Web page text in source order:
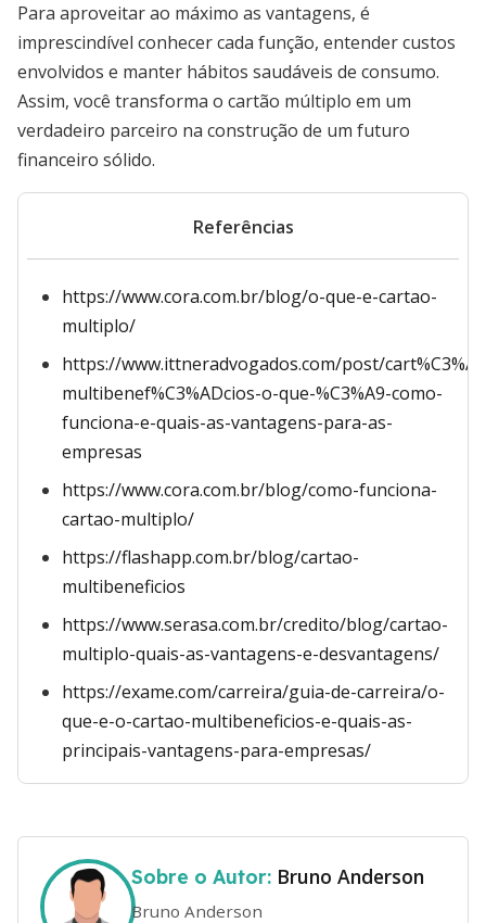
Para aproveitar ao máximo as vantagens, é
imprescindível conhecer cada função, entender custos
envolvidos e manter hábitos saudáveis de consumo.
Assim, você transforma o cartão múltiplo em um
verdadeiro parceiro na construção de um futuro
financeiro sólido.
Referências
https://www.cora.com.br/blog/o-que-e-cartao-
multiplo/
https://www.ittneradvogados.com/post/
multibenef%C3%ADcios-o-que-%C3%A9-como-
funciona-e-quais-as-vantagens-para-as-
empresas
https://www.cora.com.br/blog/como-funciona-
cartao-multiplo/
https://flashapp.com.br/blog/cartao-
multibeneficios
https://www.serasa.com.br/credito/blog/cartao-
multiplo-quais-as-vantagens-e-desvantagens/
https://exame.com/carreira/guia-de-carreira/o-
que-e-o-cartao-multibeneficios-e-quais-as-
principais-vantagens-para-empresas/
Sobre o Autor: Bruno Anderson
Bruno Anderson